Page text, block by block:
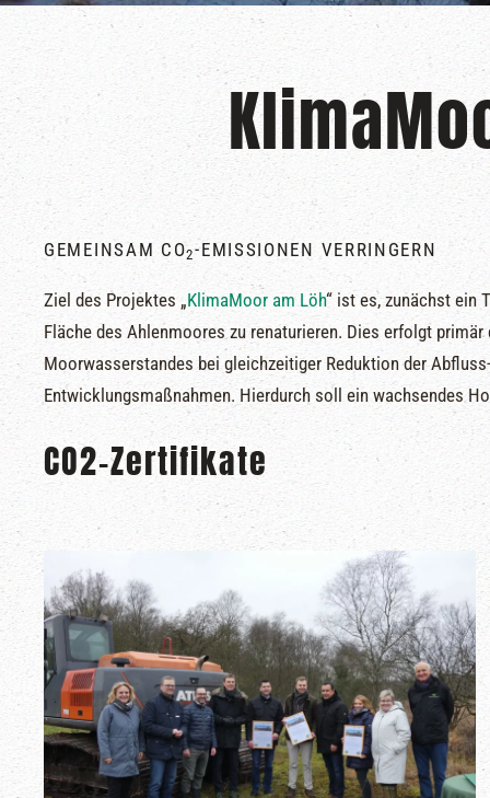
GEMEINSAM CO2-EMISSIONEN VERRINGERN
Ziel des Projektes „KlimaMoor am Löh“ ist es, zunächst ein
Fläche des Ahlenmoores zu renaturieren. Dies erfolgt
Moorwasserstandes bei gleichzeitiger Reduktion der
Entwicklungsmaßnahmen. Hierdurch soll ein wachsendes
CO2-Zertifikate